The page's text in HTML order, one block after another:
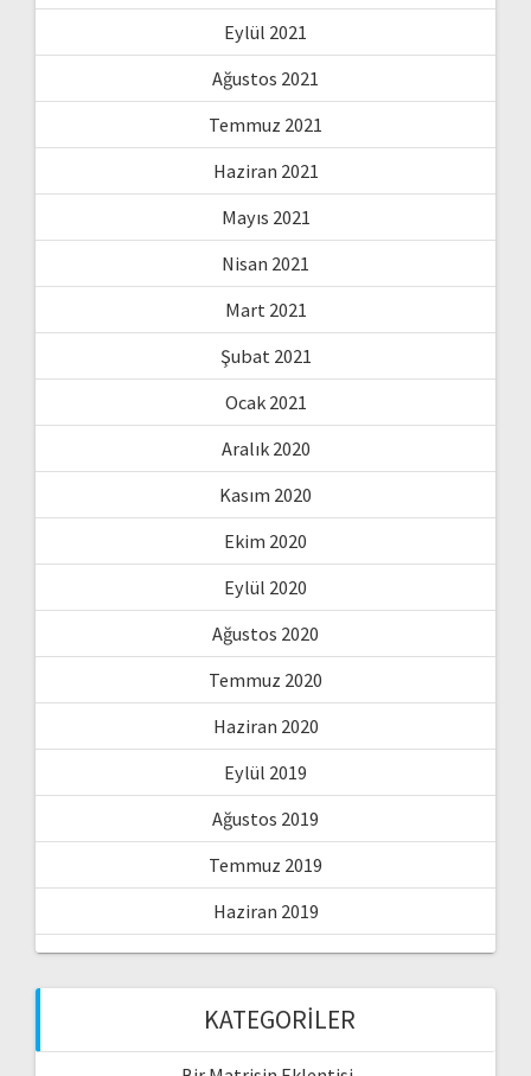
Eylül 2021
Ağustos 2021
Temmuz 2021
Haziran 2021
Mayıs 2021
Nisan 2021
Mart 2021
Şubat 2021
Ocak 2021
Aralık 2020
Kasım 2020
Ekim 2020
Eylül 2020
Ağustos 2020
Temmuz 2020
Haziran 2020
Eylül 2019
Ağustos 2019
Temmuz 2019
Haziran 2019
KATEGORILER